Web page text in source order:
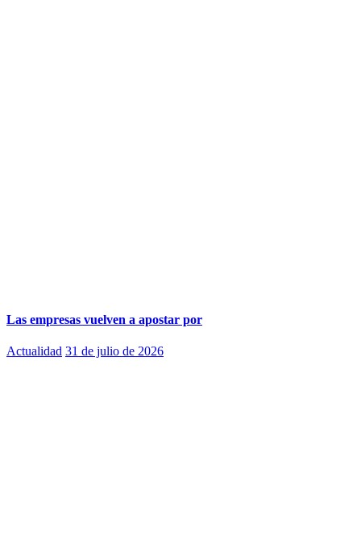
Las empresas vuelven a apostar por
Actualidad 31 de julio de 2026